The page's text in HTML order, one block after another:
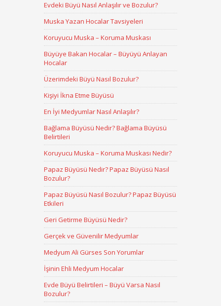
Evdeki Büyü Nasıl Anlaşılır ve Bozulur?
Muska Yazan Hocalar Tavsiyeleri
Koruyucu Muska – Koruma Muskası
Büyüye Bakan Hocalar – Büyüyü Anlayan
Hocalar
Üzerimdeki Büyü Nasıl Bozulur?
Kişiyi İkna Etme Büyüsü
En İyi Medyumlar Nasıl Anlaşılır?
Bağlama Büyüsü Nedir? Bağlama Büyüsü
Belirtileri
Koruyucu Muska – Koruma Muskası Nedir?
Papaz Büyüsü Nedir? Papaz Büyüsü Nasıl
Bozulur?
Papaz Büyüsü Nasıl Bozulur? Papaz Büyüsü
Etkileri
Geri Getirme Büyüsü Nedir?
Gerçek ve Güvenilir Medyumlar
Medyum Ali Gürses Son Yorumlar
İşinin Ehli Medyum Hocalar
Evde Büyü Belirtileri – Büyü Varsa Nasıl
Bozulur?